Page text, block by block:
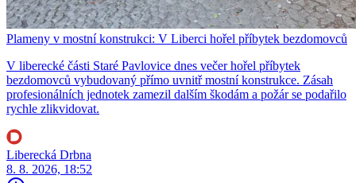
Plameny v mostní konstrukci: V Liberci hořel příbytek bezdomovců
V liberecké části Staré Pavlovice dnes večer hořel příbytek
bezdomovců vybudovaný přímo uvnitř mostní konstrukce. Zásah
profesionálních jednotek zamezil dalším škodám a požár se podařilo
rychle zlikvidovat.
Liberecká Drbna
8. 8. 2026, 18:52